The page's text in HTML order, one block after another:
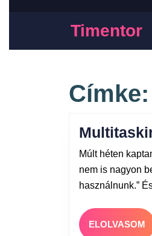
Timentor
Címke:
Múlt héten
nem is nagyon
használnunk.”
ELOLVASOM